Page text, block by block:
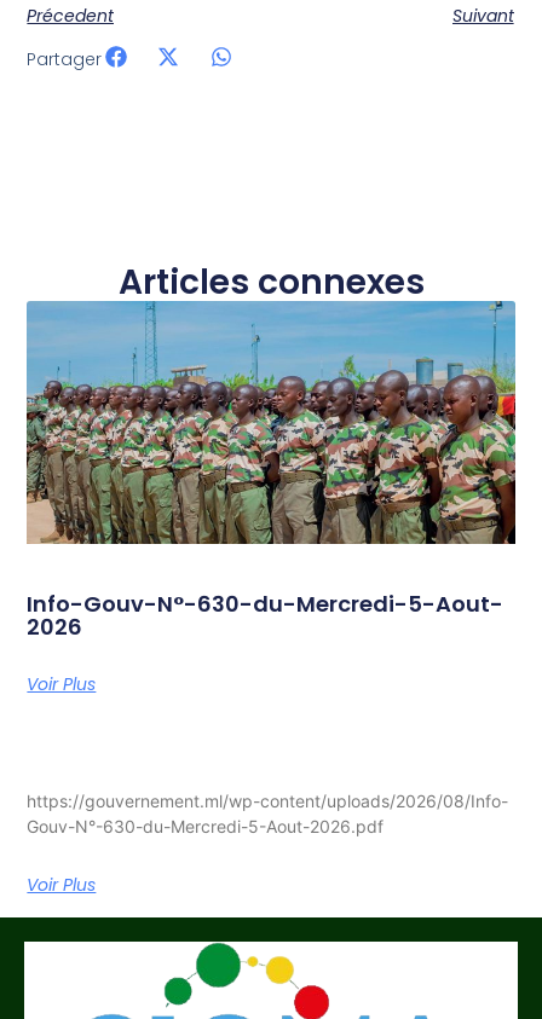
Précedent
Suivant
Partager
Articles connexes
Info-Gouv-N°-630-du-Mercredi-5-Aout-
2026
Voir Plus
https://gouvernement.ml/wp-content/uploads/2026/08/Info-
Gouv-N°-630-du-Mercredi-5-Aout-2026.pdf
Voir Plus